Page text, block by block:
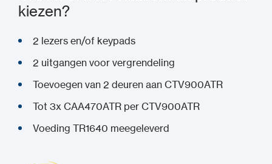
kiezen?
2 lezers en/of keypads
2 uitgangen voor vergrendeling
Toevoegen van 2 deuren aan CTV900ATR
Tot 3x CAA470ATR per CTV900ATR
Voeding TR1640 meegeleverd